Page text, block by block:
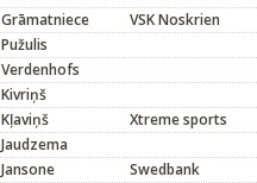
Grāmatniece
VSK Noskrien
Pužulis
Verdenhofs
Kivriņš
Kļaviņš
Xtreme sports
Jaudzema
Jansone
Swedbank